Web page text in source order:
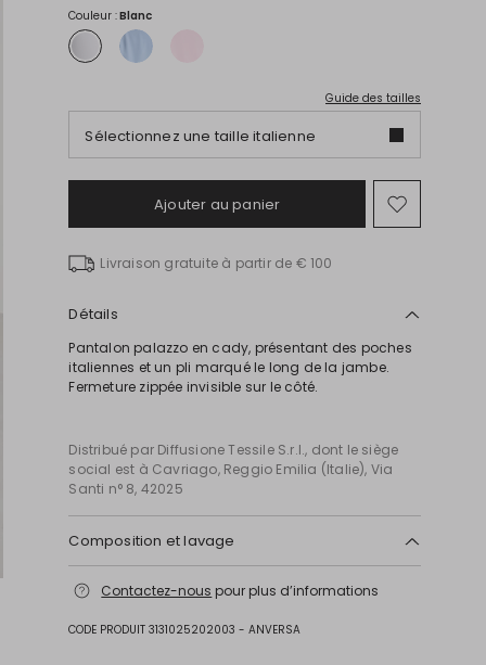
€
Couleur :Blanc
Guide des tailles
Sélectionnez une taille italienne
Ajouter au panier Ajouter
vers
Livraison gratuite à partir de € 100
Détails
Pantalon palazzo en cady, présentant des poches
italiennes et un pli marqué le long de la jambe.
Fermeture zippée invisible sur le côté.
Distribué par Diffusione Tessile S.r.l., dont le siège
social est à Cavriago, Reggio Emilia (Italie), Via
Santi n° 8, 42025
Composition et lavage
chloré interdit; séchage en tambour interdit; sécher
nettoyage à sec doux au perchloréthylène.
Contactez-nous pour plus d’informations
CODE PRODUIT 3131025202003 - ANVERSA